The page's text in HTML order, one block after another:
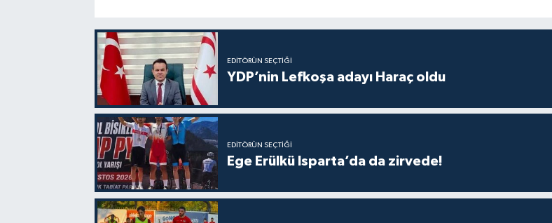
EDITÖRÜN SEÇTIĞI
YDP’nin Lefkoşa adayı Haraç oldu
EDITÖRÜN SEÇTIĞI
Ege Erülkü Isparta’da da zirvede!